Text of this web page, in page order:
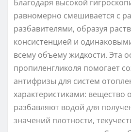
Благодаря высокой
равномерно смешивается с
разбавителями, образуя
консистенцией и
всему объему жидкости. Эта
пропиленгликоля помогает
антифризы для систем
характеристиками: вещество
разбавляют водой для
значений плотности,